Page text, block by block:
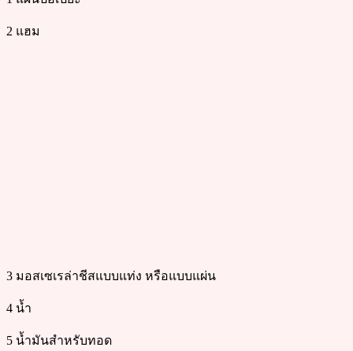
2 แฮม
3 มอสเซเรล่าชีสแบบแท่ง หรือแบบแผ่น
4 น้ำ
5 น้ำมันสำหรับทอด